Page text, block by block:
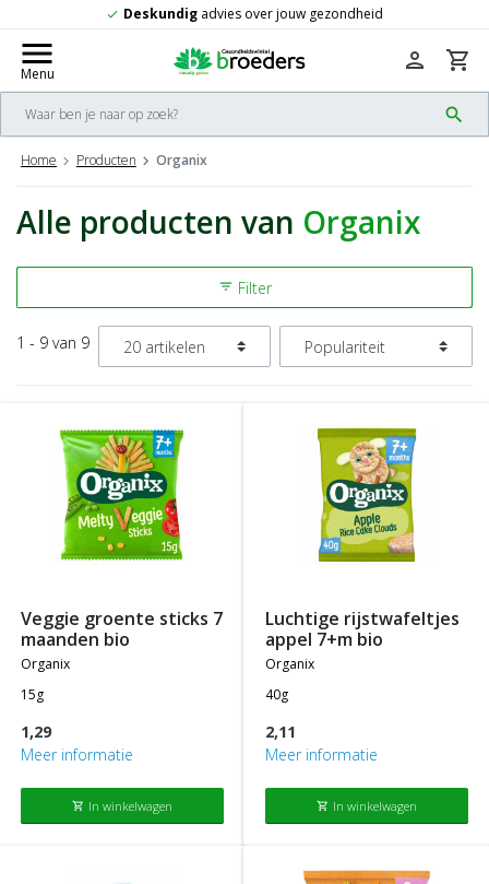
check Deskundig advies over jouw gezondheid
menu
Menu
search
person shopping_cart
Home Producten Organix
Alle producten van Organix
filter_list Filter
1 - 9 van 9
veggie groente sticks 7
maanden bio
organix
15g
1,29
Meer informatie
shopping_cart In winkelwagen
luchtige rijstwafeltjes
appel 7+m bio
organix
40g
2,11
Meer informatie
shopping_cart In winkelwagen